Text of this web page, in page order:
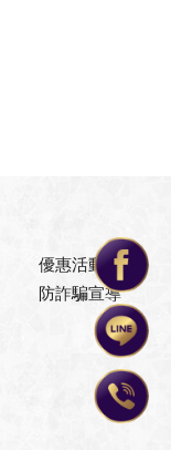
優惠活動
防詐騙宣導